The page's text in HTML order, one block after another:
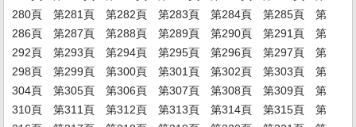
280頁
第281頁 第282頁 第283頁 第284頁 第285頁
第
286頁
第287頁 第288頁 第289頁 第290頁 第291頁
第
292頁
第293頁 第294頁 第295頁 第296頁 第297頁
第
298頁
第299頁 第300頁 第301頁 第302頁 第303頁
第
304頁
第305頁 第306頁 第307頁 第308頁 第309頁
第
310頁
第311頁 第312頁 第313頁 第314頁 第315頁
第